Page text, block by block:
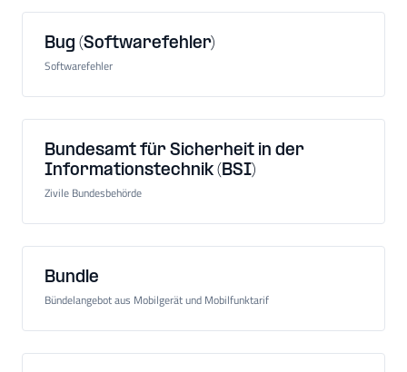
Bug (Softwarefehler)
Softwarefehler
Bundesamt für Sicherheit in der
Informationstechnik (BSI)
Zivile Bundesbehörde
Bundle
Bündelangebot aus Mobilgerät und Mobilfunktarif